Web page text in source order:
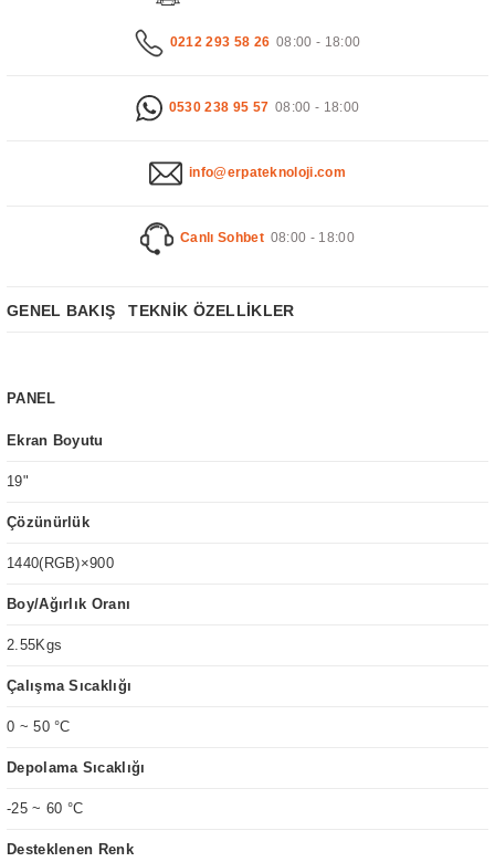
0212 293 58 26 08:00 - 18:00
0530 238 95 57 08:00 - 18:00
info@erpateknoloji.com
Canlı Sohbet 08:00 - 18:00
GENEL BAKIŞ TEKNİK ÖZELLİKLER
PANEL
Ekran Boyutu
19"
Çözünürlük
1440(RGB)×900
Boy/Ağırlık Oranı
2.55Kgs
Çalışma Sıcaklığı
0 ~ 50 °C
Depolama Sıcaklığı
-25 ~ 60 °C
Desteklenen Renk